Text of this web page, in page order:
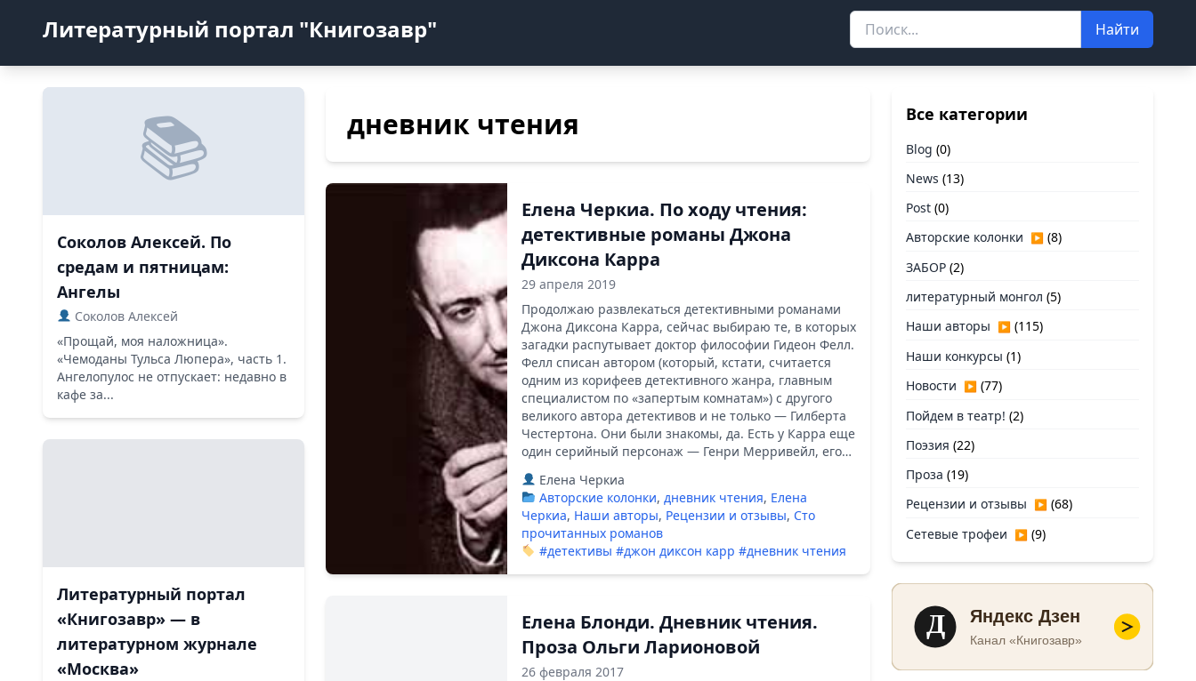
Литературный портал "Книгозавр" Найти
Соколов Алексей. По
средам и пятницам:
Ангелы
Соколов Алексей
«Прощай, моя наложница».
«Чемоданы Тульса Люпера», часть 1.
Ангелопулос не отпускает: недавно в
кафе за...
Литературный портал
«Книгозавр» — в
литературном журнале
«Москва»
дневник чтения
Елена Черкиа. По ходу чтения:
детективные романы Джона
Диксона Карра
29 апреля 2019
Продолжаю развлекаться детективными романами
Джона Диксона Карра, сейчас выбираю те, в которых
загадки распутывает доктор философии Гидеон Фелл.
Фелл списан автором (который, кстати, считается
одним из корифеев детективного жанра, главным
специалистом по «запертым комнатам») с другого
великого автора детективов и не только — Гилберта
Честертона. Они были знакомы, да. Есть у Карра еще
один серийный персонаж — Генри Мерривейл, его…
Елена Черкиа
Авторские колонки, дневник чтения, Елена
Черкиа, Наши авторы, Рецензии и отзывы, Сто
прочитанных романов
#детективы #джон диксон карр #дневник чтения
Елена Блонди. Дневник чтения.
Проза Ольги Ларионовой
26 февраля 2017
Все категории
Blog (0)
News (13)
Post (0)
Авторские колонки ▶ (8)
ЗАБОР (2)
литературный монгол (5)
Наши авторы ▶ (115)
Наши конкурсы (1)
Новости ▶ (77)
Пойдем в театр! (2)
Поэзия (22)
Проза (19)
Рецензии и отзывы ▶ (68)
Сетевые трофеи ▶ (9)
Д Яндекс Дзен
Канал «Книгозавр»